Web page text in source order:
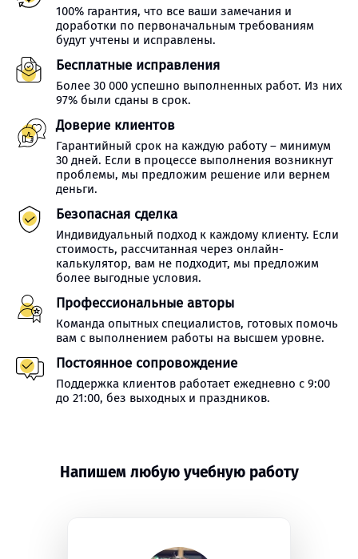
100% гарантия, что все ваши замечания и
доработки по первоначальным требованиям
будут учтены и исправлены.
Бесплатные исправления
Более 30 000 успешно выполненных работ. Из них
97% были сданы в срок.
Доверие клиентов
Гарантийный срок на каждую работу – минимум
30 дней. Если в процессе выполнения возникнут
проблемы, мы предложим решение или вернем
деньги.
Безопасная сделка
Индивидуальный подход к каждому клиенту. Если
стоимость, рассчитанная через онлайн-
калькулятор, вам не подходит, мы предложим
более выгодные условия.
Профессиональные авторы
Команда опытных специалистов, готовых помочь
вам с выполнением работы на высшем уровне.
Постоянное сопровождение
Поддержка клиентов работает ежедневно с 9:00
до 21:00, без выходных и праздников.
Напишем любую учебную работу